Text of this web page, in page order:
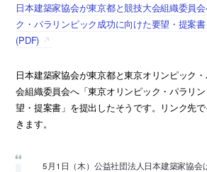
日本建築家協会が東京都と競技大会組織委員
ク・パラリンピック成功に向けた要望・提案
(PDF)
日本建築家協会が東京都と東京オリンピック
会組織委員会へ「東京オリンピック・パラリ
望・提案書」を提出したそうです。リンク先
きます。
5月1日（木）公益社団法人日本建築家協会